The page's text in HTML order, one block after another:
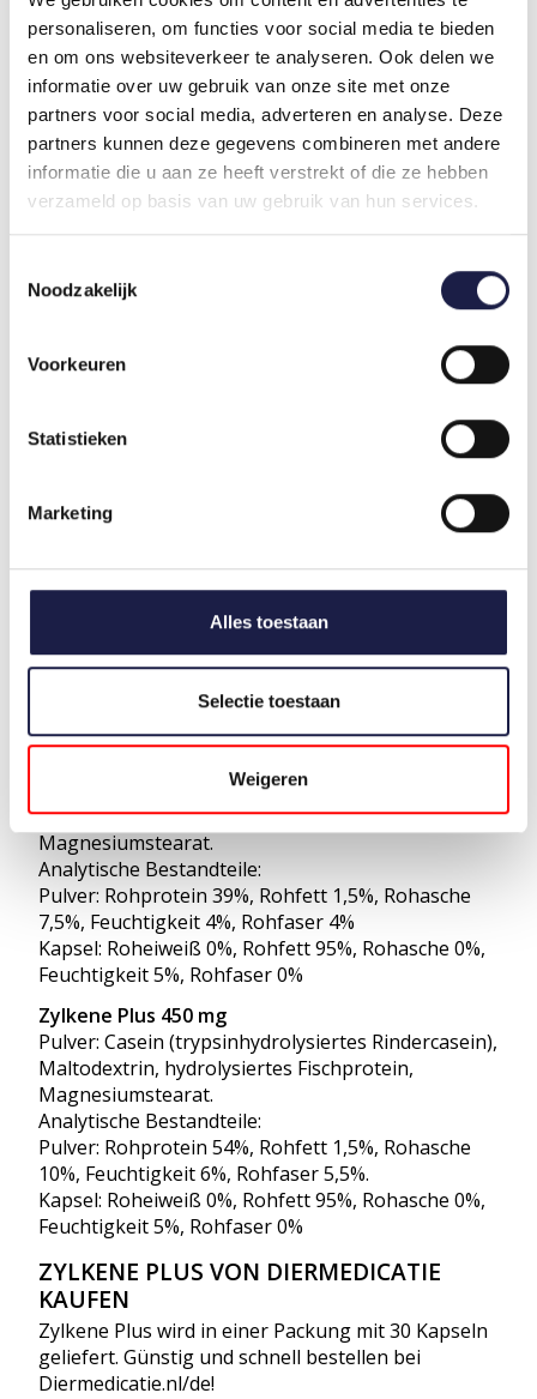
personaliseren, om functies voor social media te bieden
en om ons websiteverkeer te analyseren. Ook delen we
informatie over uw gebruik van onze site met onze
partners voor social media, adverteren en analyse. Deze
partners kunnen deze gegevens combineren met andere
informatie die u aan ze heeft verstrekt of die ze hebben
verzameld op basis van uw gebruik van hun services.
Noodzakelijk
Voorkeuren
Statistieken
Marketing
Alles toestaan
Selectie toestaan
Weigeren
werden. Je nach Gewicht Ihres Haustieres können
Sie die folgende Dosierung nehmen:
Empfohlene Dosierung Zylkene Plus 75mg (Katze
& kleiner Hund)
Gewicht < 5 kg: 1 Kapsel pro Tag
Gewicht 5 - 10 kg: 2 Kapseln pro Tag
Empfohlene Dosierung Zylkene Plus 225mg
(mittelgroßer Hund)
Gewicht 15 - 30 kg: 2 Kapseln pro Tag
(großer Hund)
Gewicht 30 - 60 kg: 2 Kapseln pro Tag
Zylkene Plus 75 mg
Pulver: Maltodextrin, Casein (trypsinhydrolysiertes
Rindercasein), hydrolysiertes Fischprotein,
Magnesiumstearat.
Analytische Bestandteile:
3,5%, Feuchtigkeit 3,5%, Rohfaser 4%
Kapsel: Rohprotein 0%, Rohfett 95%, Rohasche 0%,
Pulver: Maltodextrin, Casein (trypsinhydrolysiertes
Rindercasein), hydrolysiertes Fischprotein,
Magnesiumstearat.
Analytische Bestandteile:
Pulver: Rohprotein 39%, Rohfett 1,5%, Rohasche
7,5%, Feuchtigkeit 4%, Rohfaser 4%
Kapsel: Roheiweiß 0%, Rohfett 95%, Rohasche 0%,
Feuchtigkeit 5%, Rohfaser 0%
Zylkene Plus 450 mg
Pulver: Casein (trypsinhydrolysiertes Rindercasein),
Maltodextrin, hydrolysiertes Fischprotein,
Magnesiumstearat.
Analytische Bestandteile:
Pulver: Rohprotein 54%, Rohfett 1,5%, Rohasche
10%, Feuchtigkeit 6%, Rohfaser 5,5%.
Kapsel: Roheiweiß 0%, Rohfett 95%, Rohasche 0%,
Feuchtigkeit 5%, Rohfaser 0%
ZYLKENE PLUS VON DIERMEDICATIE
KAUFEN
Zylkene Plus wird in einer Packung mit 30 Kapseln
geliefert. Günstig und schnell bestellen bei
Diermedicatie.nl/de!